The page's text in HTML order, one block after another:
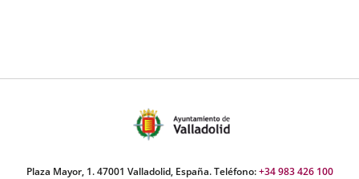
Plaza Mayor, 1. 47001 Valladolid, España. Teléfono:+34 983 426 100